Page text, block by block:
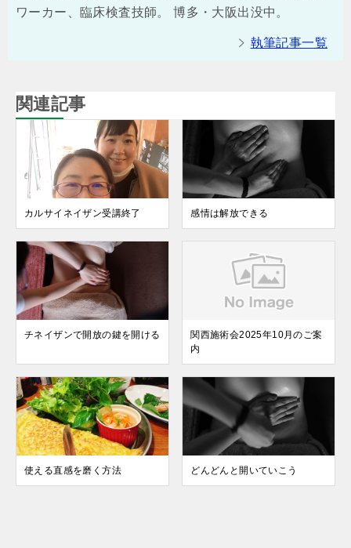
ワーカー、臨床検査技師。 博多・大阪出没中。
執筆記事一覧
関連記事
カルサイネイザン受講終了 感情は解放できる
チネイザンで開放の鍵を開ける
関西施術会2025年10月のご案
内
使える直感を磨く方法 どんどんと開いていこう